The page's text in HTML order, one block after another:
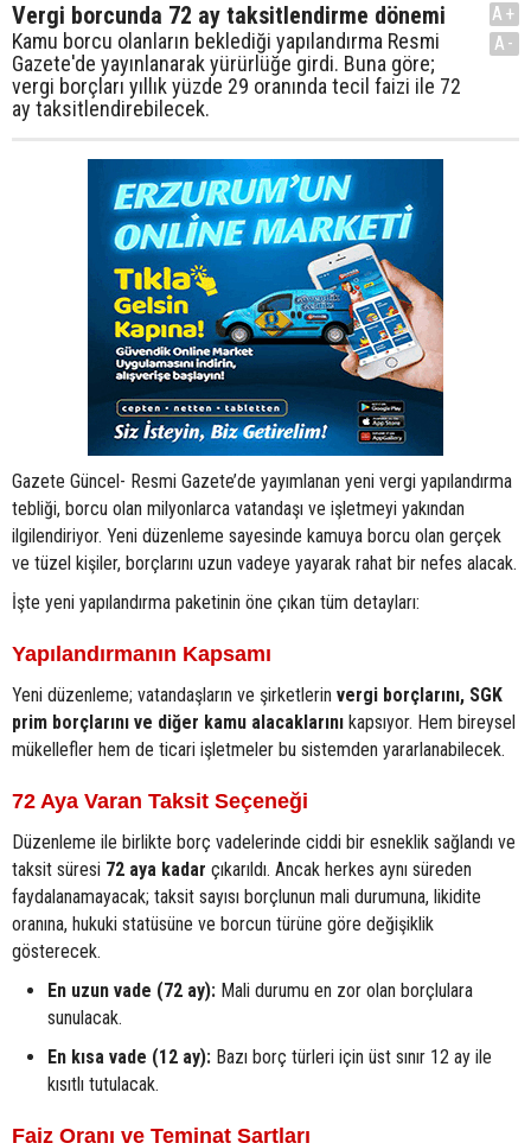
Vergi borcunda 72 ay taksitlendirme dönemi
Kamu borcu olanların beklediği yapılandırma Resmi
Gazete'de yayınlanarak yürürlüğe girdi. Buna göre;
vergi borçları yıllık yüzde 29 oranında tecil faizi ile 72
ay taksitlendirebilecek.
A+
A-
Gazete Güncel- Resmi Gazete’de yayımlanan yeni vergi yapılandırma
tebliği, borcu olan milyonlarca vatandaşı ve işletmeyi yakından
ilgilendiriyor. Yeni düzenleme sayesinde kamuya borcu olan gerçek
ve tüzel kişiler, borçlarını uzun vadeye yayarak rahat bir nefes alacak.
İşte yeni yapılandırma paketinin öne çıkan tüm detayları:
Yapılandırmanın Kapsamı
Yeni düzenleme; vatandaşların ve şirketlerin vergi borçlarını, SGK
prim borçlarını ve diğer kamu alacaklarını kapsıyor. Hem bireysel
mükellefler hem de ticari işletmeler bu sistemden yararlanabilecek.
72 Aya Varan Taksit Seçeneği
Düzenleme ile birlikte borç vadelerinde ciddi bir esneklik sağlandı ve
taksit süresi 72 aya kadar çıkarıldı. Ancak herkes aynı süreden
faydalanamayacak; taksit sayısı borçlunun mali durumuna, likidite
oranına, hukuki statüsüne ve borcun türüne göre değişiklik
gösterecek.
En uzun vade (72 ay): Mali durumu en zor olan borçlulara
sunulacak.
En kısa vade (12 ay): Bazı borç türleri için üst sınır 12 ay ile
kısıtlı tutulacak.
Faiz Oranı ve Teminat Şartları